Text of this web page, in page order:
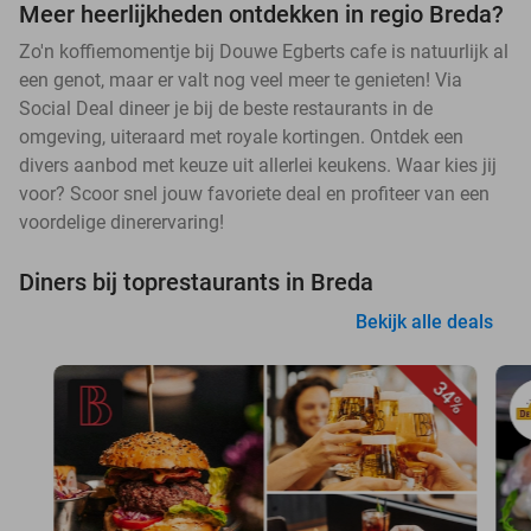
Meer heerlijkheden ontdekken in regio Breda?
Zo'n koffiemomentje bij Douwe Egberts cafe is natuurlijk al
een genot, maar er valt nog veel meer te genieten! Via
Social Deal dineer je bij de beste restaurants in de
omgeving, uiteraard met royale kortingen. Ontdek een
divers aanbod met keuze uit allerlei keukens. Waar kies jij
voor? Scoor snel jouw favoriete deal en profiteer van een
voordelige dinerervaring!
Diners bij toprestaurants in Breda
Bekijk alle deals
34%